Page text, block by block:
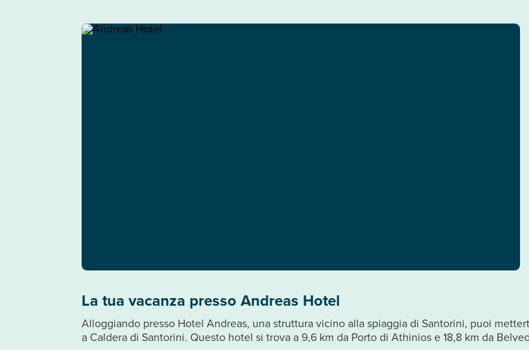
La tua vacanza presso Andreas Hotel
Alloggiando presso Hotel Andreas, una struttura vicino alla spiaggia di Santorini, puoi
a Caldera di Santorini. Questo hotel si trova a 9,6 km da Porto di Athinios e 18,8 km da